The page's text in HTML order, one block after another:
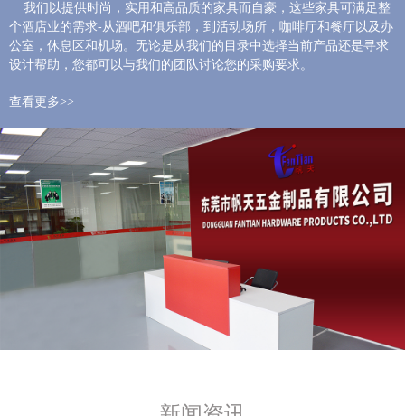
我们以提供时尚，实用和高品质的家具而自豪，这些家具可满足整
个酒店业的需求-从酒吧和俱乐部，到活动场所，咖啡厅和餐厅以及办
公室，休息区和机场。无论是从我们的目录中选择当前产品还是寻求
设计帮助，您都可以与我们的团队讨论您的采购要求。
查看更多>>